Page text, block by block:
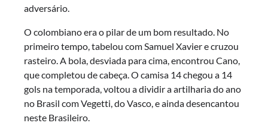
adversário.
O colombiano era o pilar de um bom resultado. No
primeiro tempo, tabelou com Samuel Xavier e cruzou
rasteiro. A bola, desviada para cima, encontrou Cano,
que completou de cabeça. O camisa 14 chegou a 14
gols na temporada, voltou a dividir a artilharia do ano
no Brasil com Vegetti, do Vasco, e ainda desencantou
neste Brasileiro.